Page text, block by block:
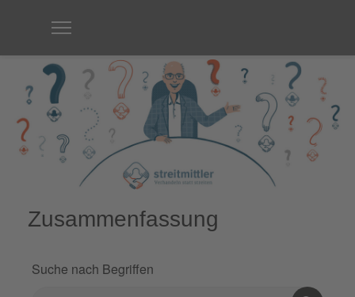
Zusammenfassung
Suche nach Begriffen